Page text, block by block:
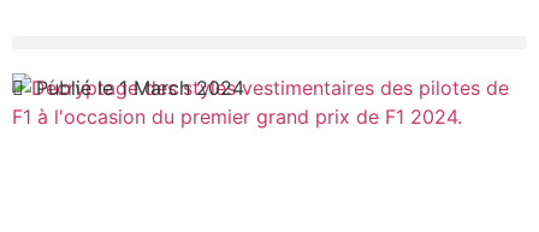
Publié le 1 March 2024